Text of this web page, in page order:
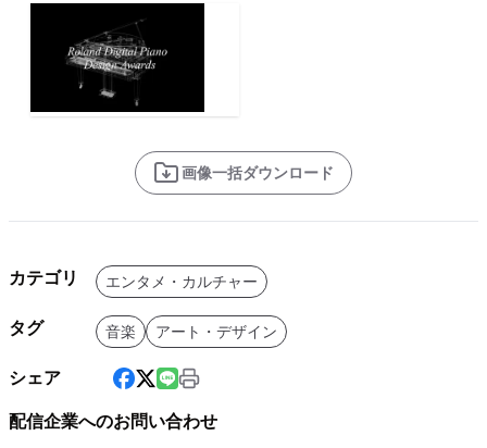
画像一括ダウンロード
カテゴリ エンタメ・カルチャー
タグ 音楽 アート・デザイン
シェア
配信企業へのお問い合わせ